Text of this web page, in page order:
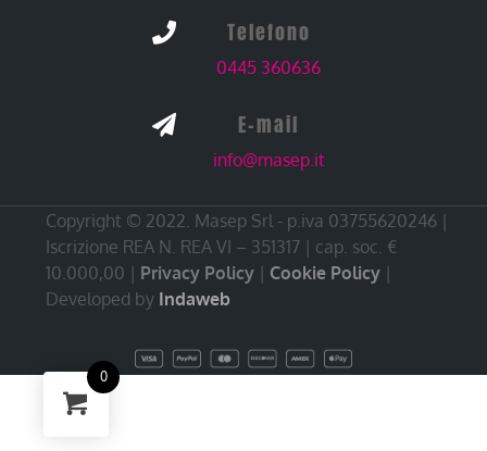
 Telefono
0445 360636
 E-mail
info@masep.it
Copyright © 2022. Masep Srl - p.iva 03755620246 |
Iscrizione REA N. REA VI – 351317 | cap. soc. €
10.000,00 | Privacy Policy | Cookie Policy |
Developed by Indaweb
0